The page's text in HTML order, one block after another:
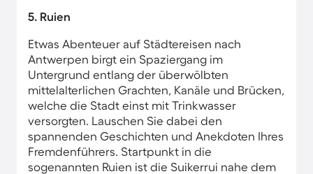
5. Ruien
Etwas Abenteuer auf Städtereisen nach
Antwerpen birgt ein Spaziergang im
Untergrund entlang der überwölbten
mittelalterlichen Grachten, Kanäle und Brücken,
welche die Stadt einst mit Trinkwasser
versorgten. Lauschen Sie dabei den
spannenden Geschichten und Anekdoten Ihres
Fremdenführers. Startpunkt in die
sogenannten Ruien ist die Suikerrui nahe dem